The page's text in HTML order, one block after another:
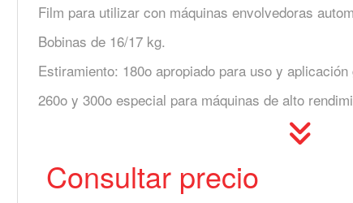
Film para utilizar con máquinas envolvedoras
Bobinas de 16/17 kg.
Estiramiento: 180o apropiado para uso y aplicación
260o y 300o especial para máquinas de alto
Consultar precio